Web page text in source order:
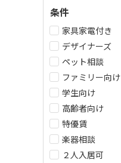
条件
家具家電付き
デザイナーズ
ペット相談
ファミリー向け
学生向け
高齢者向け
特優賃
楽器相談
２人入居可